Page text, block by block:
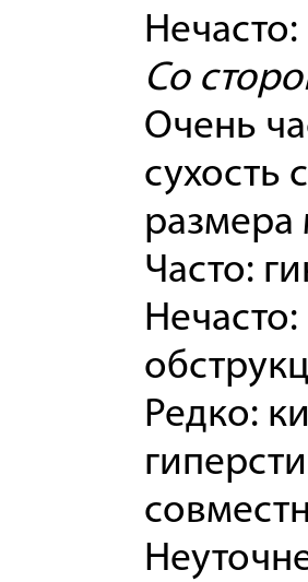
Со
Очень
сухость
Часто:
Редко: